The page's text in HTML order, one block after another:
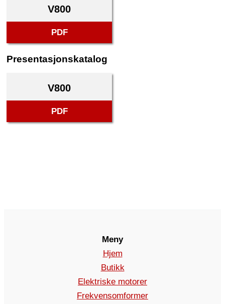
V800
PDF
Presentasjonskatalog
V800
PDF
Meny
Hjem
Butikk
Elektriske motorer
Frekvensomformer